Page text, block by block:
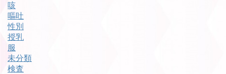
咳
嘔吐
性別
授乳
服
未分類
検査